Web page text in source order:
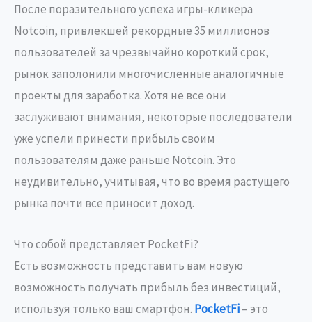
После поразительного успеха игры-кликера
Notcoin, привлекшей рекордные 35 миллионов
пользователей за чрезвычайно короткий срок,
рынок заполонили многочисленные аналогичные
проекты для заработка. Хотя не все они
заслуживают внимания, некоторые последователи
уже успели принести прибыль своим
пользователям даже раньше Notcoin. Это
неудивительно, учитывая, что во время растущего
рынка почти все приносит доход.
Что собой представляет PocketFi?
Есть возможность представить вам новую
возможность получать прибыль без инвестиций,
используя только ваш смартфон. PocketFi– это